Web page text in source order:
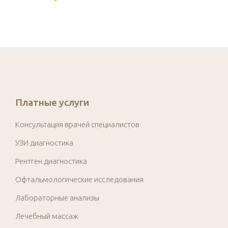
Платные услуги
Консультация врачей специалистов
УЗИ диагностика
Рентген диагностика
Офтальмологические исследования
Лабораторные анализы
Лечебный массаж